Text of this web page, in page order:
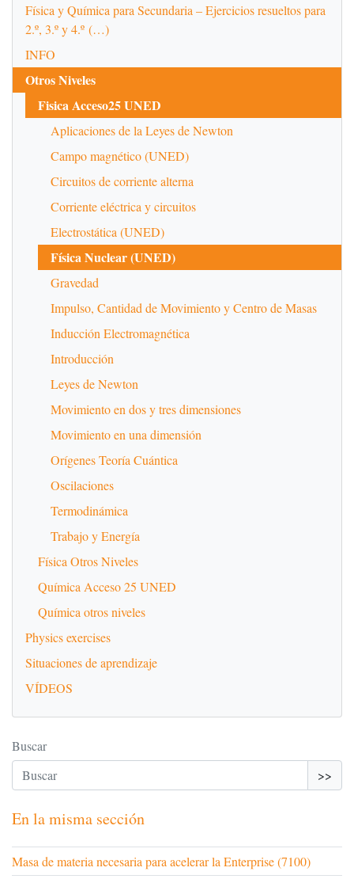
Física y Química para Secundaria – Ejercicios resueltos para
2.º, 3.º y 4.º (…)
INFO
Otros Niveles
Fisica Acceso25 UNED
Aplicaciones de la Leyes de Newton
Campo magnético (UNED)
Circuitos de corriente alterna
Corriente eléctrica y circuitos
Electrostática (UNED)
Física Nuclear (UNED)
Gravedad
Impulso, Cantidad de Movimiento y Centro de Masas
Inducción Electromagnética
Introducción
Leyes de Newton
Movimiento en dos y tres dimensiones
Movimiento en una dimensión
Orígenes Teoría Cuántica
Oscilaciones
Termodinámica
Trabajo y Energía
Física Otros Niveles
Química Acceso 25 UNED
Química otros niveles
Physics exercises
Situaciones de aprendizaje
VÍDEOS
Buscar
>>
En la misma sección
Masa de materia necesaria para acelerar la Enterprise (7100)